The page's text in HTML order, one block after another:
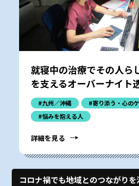
就寝中の治療でその人ら
を支えるオーバーナイト
#九州／沖縄
#寄り添う・心の
#悩みを抱える人
詳細を見る
コロナ禍でも地域とのつながり